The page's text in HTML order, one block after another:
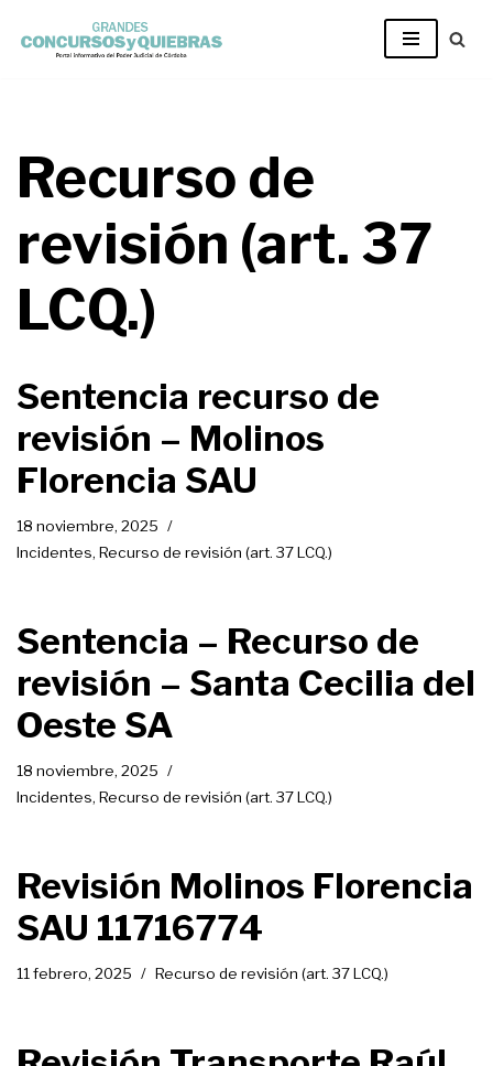
Recurso de
revisión (art. 37
LCQ.)
Sentencia recurso de
revisión – Molinos
Florencia SAU
18 noviembre, 2025
Incidentes, Recurso de revisión (art. 37 LCQ.)
Sentencia – Recurso de
revisión – Santa Cecilia del
Oeste SA
18 noviembre, 2025
Incidentes, Recurso de revisión (art. 37 LCQ.)
Revisión Molinos Florencia
SAU 11716774
11 febrero, 2025 Recurso de revisión (art. 37 LCQ.)